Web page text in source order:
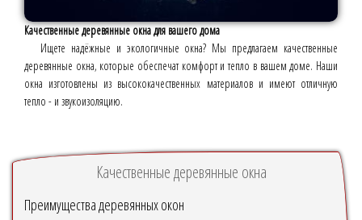
Качественные деревянные окна для вашего дома
Ищете надёжные и экологичные окна? Мы предлагаем качественные
деревянные окна, которые обеспечат комфорт и тепло в вашем доме. Наши
окна изготовлены из высококачественных материалов и имеют отличную
тепло - и звукоизоляцию.
Качественные деревянные окна
Преимущества деревянных окон